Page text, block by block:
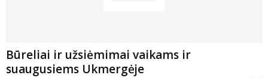
Būreliai ir užsiėmimai vaikams ir
suaugusiems Ukmergėje